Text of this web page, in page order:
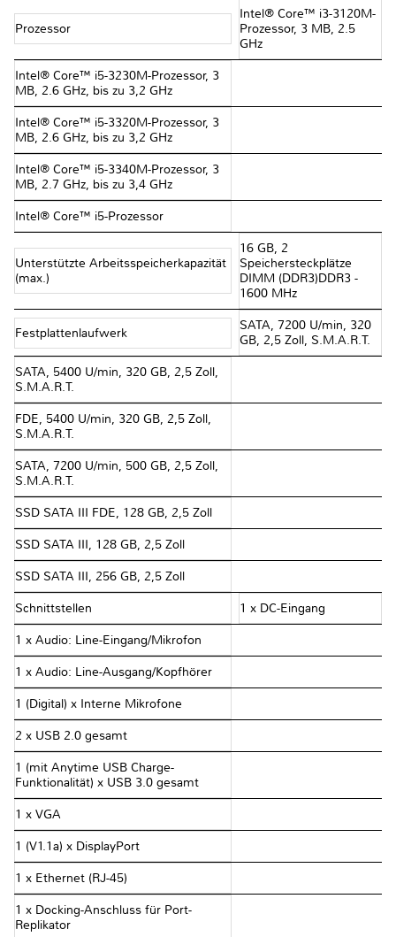
Prozessor
Intel® Core™ i3-3120M-
Prozessor, 3 MB, 2.5
GHz
Intel® Core™ i5-3230M-Prozessor, 3
MB, 2.6 GHz, bis zu 3,2 GHz
Intel® Core™ i5-3320M-Prozessor, 3
MB, 2.6 GHz, bis zu 3,2 GHz
Intel® Core™ i5-3340M-Prozessor, 3
MB, 2.7 GHz, bis zu 3,4 GHz
Intel® Core™ i5-Prozessor
Unterstützte Arbeitsspeicherkapazität
(max.)
16 GB, 2
Speichersteckplätze
DIMM (DDR3)DDR3 -
1600 MHz
Festplattenlaufwerk
SATA, 7200 U/min, 320
GB, 2,5 Zoll, S.M.A.R.T.
SATA, 5400 U/min, 320 GB, 2,5 Zoll,
S.M.A.R.T.
FDE, 5400 U/min, 320 GB, 2,5 Zoll,
S.M.A.R.T.
SATA, 7200 U/min, 500 GB, 2,5 Zoll,
S.M.A.R.T.
SSD SATA III FDE, 128 GB, 2,5 Zoll
SSD SATA III, 128 GB, 2,5 Zoll
SSD SATA III, 256 GB, 2,5 Zoll
Schnittstellen 1 x DC-Eingang
1 x Audio: Line-Eingang/Mikrofon
1 x Audio: Line-Ausgang/Kopfhörer
1 (Digital) x Interne Mikrofone
2 x USB 2.0 gesamt
1 (mit Anytime USB Charge-
Funktionalität) x USB 3.0 gesamt
1 x VGA
1 (V1.1a) x DisplayPort
1 x Ethernet (RJ-45)
1 x Docking-Anschluss für Port-
Replikator